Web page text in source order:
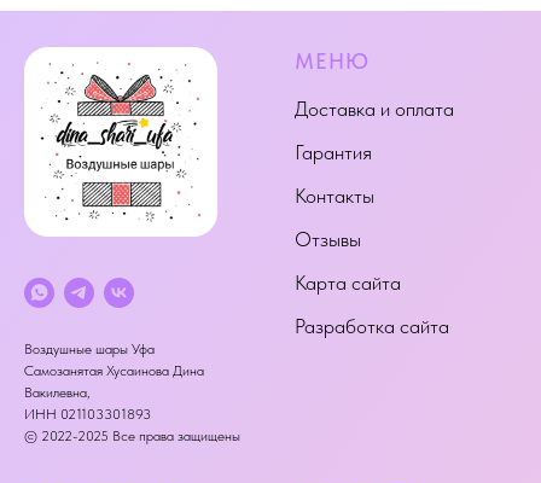
Воздушные шары Уфа
Самозанятая Хусаинова Дина
Вакилевна,
ИНН 021103301893
© 2022-2025 Все права защищены
МЕНЮ
Доставка и оплата
Гарантия
Контакты
Отзывы
Карта сайта
Разработка сайта